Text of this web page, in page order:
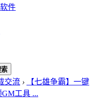
件
交流 ›
【七雄争霸】一键
工具 ...